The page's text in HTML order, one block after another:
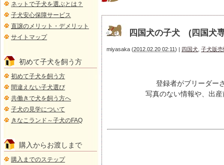
四国犬の子犬 (四国犬
miyasaka (2012.02.20 02:11) | 四国犬 子犬販売
登録者がブリーダー
写真のない情報や、出
ネットで子犬を選ぶとは？
子犬安心保障サービス
直譲のメリット・デメリット
サイトマップ
初めて子犬を飼う方
初めて子犬を飼う方
間違えない子犬選び
共働きで犬を飼う方へ
子犬の見学について
きなこランド～子犬のFAQ
購入からお渡しまで
購入までのステップ